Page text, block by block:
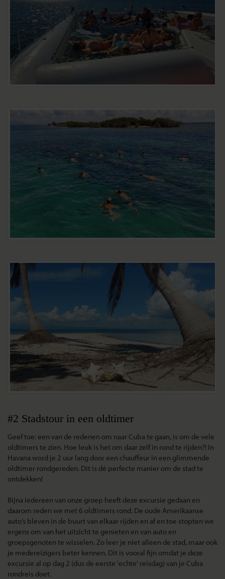
#2 Stadstour in een oldtimer
Geef toe: een van de redenen om naar Cuba te gaan, is om de vele
oldtimers te zien. Hoe leuk is het om daar zelf in rond te rijden?! In
Havana word je 2 uur lang door een chauffeur in een glimmende
oldtimer rondgereden. Dit is dé perfecte manier om de stad te
ontdekken!
Bijna iedereen van onze groep heeft deze excursie gedaan en
daarom reden we met 6 oldtimers rond. De oude Amerikaanse
auto’s bleven in de buurt van elkaar rijden en af en toe stopten we
ergens om van het uitzicht te genieten en van auto en
groepsgenoten te wisselen. Zo leer je niet alleen de stad, maar ook
je medereizigers beter kennen. Dit is vooral fijn omdat je deze
excursie al op dag 2 (dus de eerste 'echte' reisdag) van je Cuba
rondreis doet.